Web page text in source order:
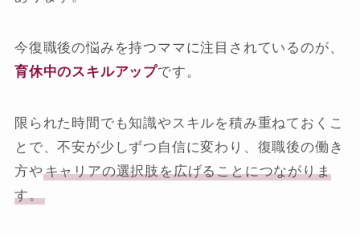
今復職後の悩みを持つママに注目されているのが、
育休中のスキルアップです。
限られた時間でも知識やスキルを積み重ねておくこ
とで、不安が少しずつ自信に変わり、復職後の働き
方やキャリアの選択肢を広げることにつながりま
す。